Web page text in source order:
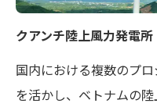
クアンチ陸上風力発電所
国内における複数のプ
を活かし、ベトナムの